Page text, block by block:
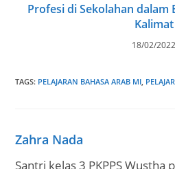
Profesi di Sekolahan dalam
Kalimat
18/02/2022
TAGS: PELAJARAN BAHASA ARAB MI
Zahra Nada
Santri kelas 3 PKPPS Wustha